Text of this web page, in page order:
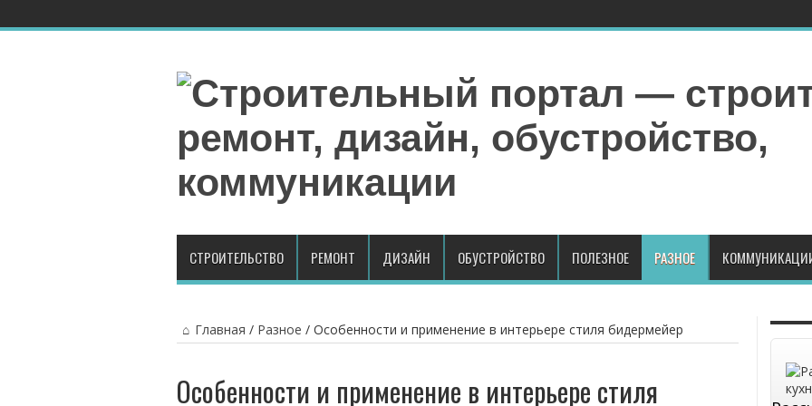
СТРОИТЕЛЬСТВО РЕМОНТ ДИЗАЙН ОБУСТРОЙСТВО ПОЛЕЗНОЕ РАЗНОЕ
Главная / Разное / Особенности и применение в интерьере стиля бидермейер
Особенности и применение в интерьере стиля